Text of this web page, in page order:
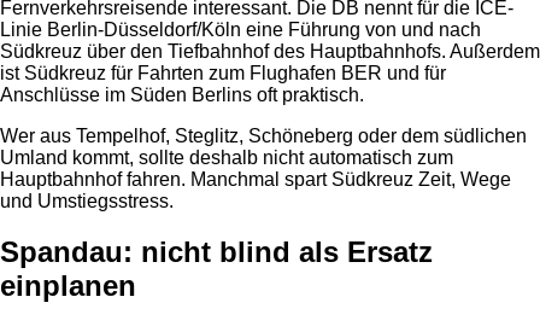
Fernverkehrsreisende interessant. Die DB nennt für die ICE-
Linie Berlin-Düsseldorf/Köln eine Führung von und nach
Südkreuz über den Tiefbahnhof des Hauptbahnhofs. Außerdem
ist Südkreuz für Fahrten zum Flughafen BER und für
Anschlüsse im Süden Berlins oft praktisch.
Wer aus Tempelhof, Steglitz, Schöneberg oder dem südlichen
Umland kommt, sollte deshalb nicht automatisch zum
Hauptbahnhof fahren. Manchmal spart Südkreuz Zeit, Wege
und Umstiegsstress.
Spandau: nicht blind als Ersatz
einplanen